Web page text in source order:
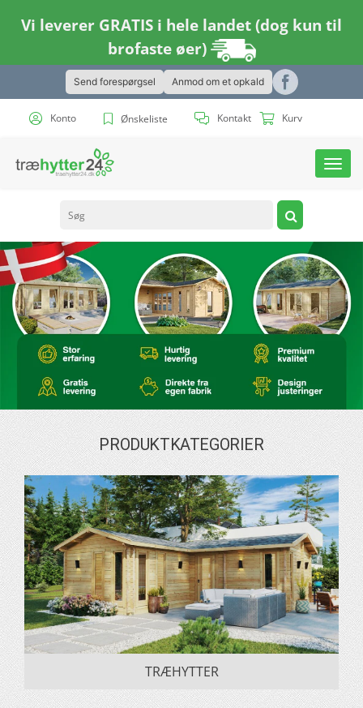
Vi leverer GRATIS i hele landet (dog kun til
brofaste øer)
Send forespørgsel Anmod om et opkald
Konto Ønskeliste Kontakt Kurv
PRODUKTKATEGORIER
TRÆHYTTER